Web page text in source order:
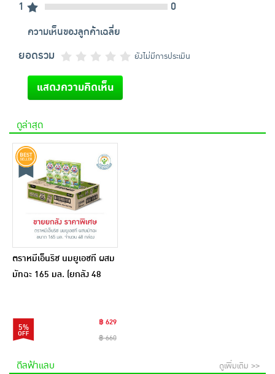
1
0
ความเห็นของลูกค้าเฉลี่ย
ยอดรวม ยังไม่มีการประเมิน
แสดงความคิดเห็น
ดูล่าสุด
ตราหมีเอ็นริช นมยูเอชที ผสม
มัทฉะ 165 มล. (ยกลัง 48
5%
฿ 629
฿ 660
ดีลฟ้าแลบ ดูเพิ่มเติม >>